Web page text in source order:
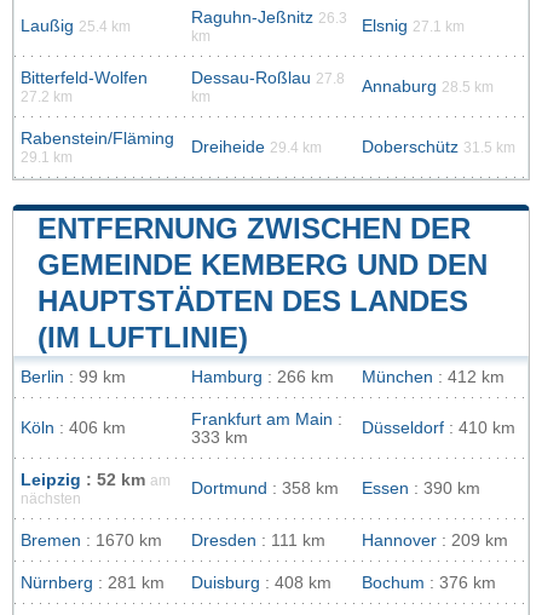
Laußig 25.4 km Raguhn-Jeßnitz 26.3
km
Elsnig 27.1 km
Bitterfeld-Wolfen
27.2 km
Dessau-Roßlau 27.8
km
Annaburg 28.5 km
Rabenstein/Fläming
29.1 km
Dreiheide 29.4 km Doberschütz 31.5 km
ENTFERNUNG ZWISCHEN DER
GEMEINDE KEMBERG UND DEN
HAUPTSTÄDTEN DES LANDES
(IM LUFTLINIE)
Berlin : 99 km Hamburg : 266 km München : 412 km
Köln : 406 km Frankfurt am Main :
333 km
Düsseldorf : 410 km
Leipzig : 52 km am
nächsten
Dortmund : 358 km Essen : 390 km
Bremen : 1670 km Dresden : 111 km Hannover : 209 km
Nürnberg : 281 km Duisburg : 408 km Bochum : 376 km